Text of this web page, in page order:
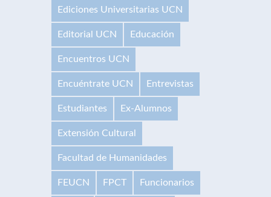
Ediciones Universitarias UCN
Editorial UCN Educación
Encuentros UCN
Encuéntrate UCN Entrevistas
Estudiantes Ex-Alumnos
Extensión Cultural
Facultad de Humanidades
FEUCN FPCT Funcionarios